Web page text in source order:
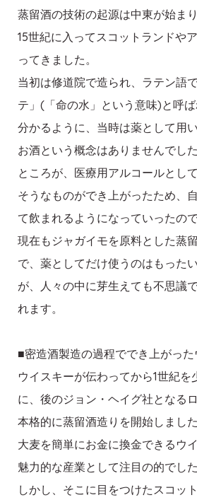
蒸留酒の技術の起源は中東が始ま
15世紀に入ってスコットランドや
ってきました。
当初は修道院で造られ、ラテン語
テ」(「命の水」という意味)と呼
分かるように、当時は薬として用
お酒という概念はありませんでした
ところが、医療用アルコールとし
そうなものができ上がったため、
て飲まれるようになっていったので
現在もジャガイモを原料とした蒸
で、薬としてだけ使うのはもった
が、人々の中に芽生えても不思議
れます。
■密造酒製造の過程ででき上がっ
ウイスキーが伝わってから1世紀を
に、後のジョン・ヘイグ社となる
本格的に蒸留酒造りを開始しました
大麦を簡単にお金に換金できるウ
魅力的な産業として注目の的でした
しかし、そこに目をつけたスコッ